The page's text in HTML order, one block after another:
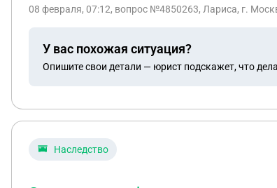
08 февраля, 07:12, вопрос №4850263, Лариса, г.
У вас похожая ситуация?
Опишите свои детали — юрист подскажет, что
Наследство